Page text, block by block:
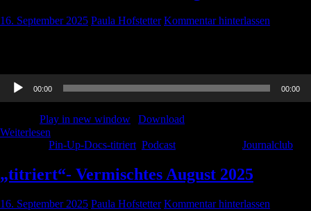
16. September 2025 Paula Hofstetter Kommentar hinterlassen
Audio-
Player
00:00 00:00
Play in new window
Download
Weiterlesen
Pin-Up-Docs-titriert, Podcast Journalclub
„titriert“- Vermischtes August 2025
16. September 2025 Paula Hofstetter Kommentar hinterlassen